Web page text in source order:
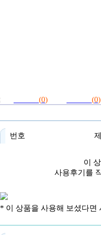
(0) (0)
번호
이
사용후기를
* 이 상품을 사용해 보셨다